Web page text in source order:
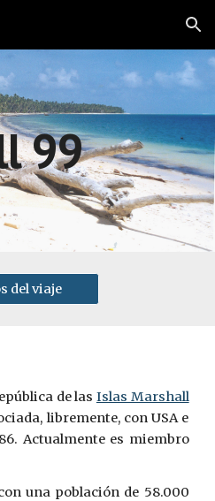
Skip to navigation
l 99
del viaje
de las Islas Marshall
libremente, con USA e
Actualmente es miembro
una población de 58.000